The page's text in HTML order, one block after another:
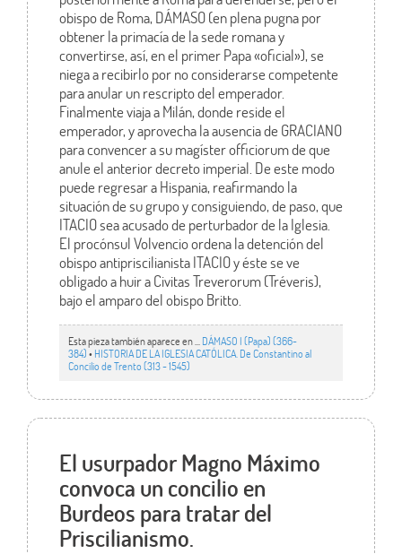
obispo de Roma, DÁMASO (en plena pugna por
obtener la primacía de la sede romana y
convertirse, así, en el primer Papa «oficial»), se
niega a recibirlo por no considerarse competente
para anular un rescripto del emperador.
Finalmente viaja a Milán, donde reside el
emperador, y aprovecha la ausencia de GRACIANO
para convencer a su magíster officiorum de que
anule el anterior decreto imperial. De este modo
puede regresar a Hispania, reafirmando la
situación de su grupo y consiguiendo, de paso, que
ITACIO sea acusado de perturbador de la Iglesia.
El procónsul Volvencio ordena la detención del
obispo antipriscilianista ITACIO y éste se ve
obligado a huir a Civitas Treverorum (Tréveris),
bajo el amparo del obispo Britto.
Esta pieza también aparece en ... DÁMASO I (Papa) (366-
384)• HISTORIA DE LA IGLESIA CATÓLICA. De Constantino al
Concilio de Trento (313 - 1545)
El usurpador Magno Máximo
convoca un concilio en
Burdeos para tratar del
Priscilianismo.